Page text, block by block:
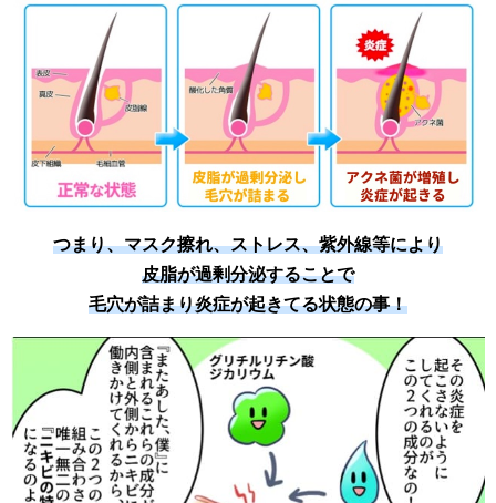
つまり、マスク擦れ、ストレス、紫外線等により
皮脂が過剰分泌することで
毛穴が詰まり炎症が起きてる状態の事！